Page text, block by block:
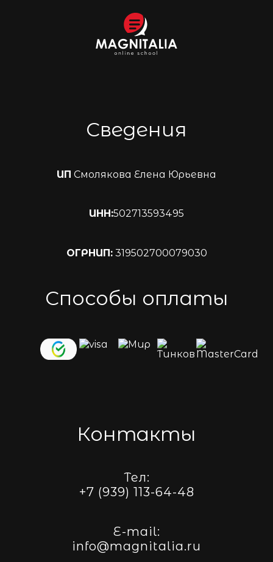
Сведения
ИП Смолякова Елена Юрьевна
ИНН:502713593495
ОГРНИП:319502700079030
Способы оплаты
Контакты
Тел:
+7 (939) 113-64-48
E-mail:
info@magnitalia.ru